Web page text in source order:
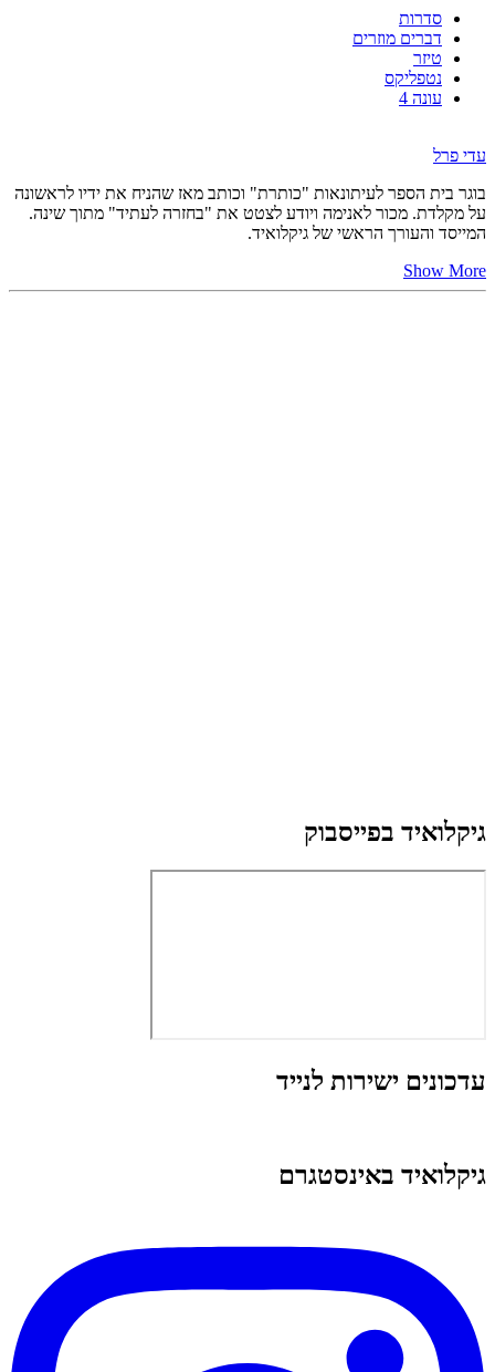
סדרות
דברים מוזרים
טיזר
נטפליקס
עונה 4
עדי פרל
בוגר בית הספר לעיתונאות "כותרת" וכותב מאז שהניח את ידיו לראשונה
על מקלדת. מכור לאנימה ויודע לצטט את "בחזרה לעתיד" מתוך שינה.
המייסד והעורך הראשי של גיקלואיד.
Show More
גיקלואיד בפייסבוק
עדכונים ישירות לנייד
גיקלואיד באינסטגרם